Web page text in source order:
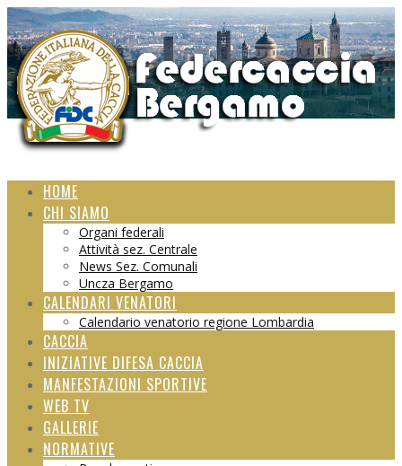
HOME
CHI SIAMO
Organi federali
Attività sez. Centrale
News Sez. Comunali
Uncza Bergamo
CALENDARI VENATORI
Calendario venatorio regione Lombardia
CACCIA
INIZIATIVE DIFESA CACCIA
MANFESTAZIONI SPORTIVE
WEB TV
GALLERIE
NORMATIVE